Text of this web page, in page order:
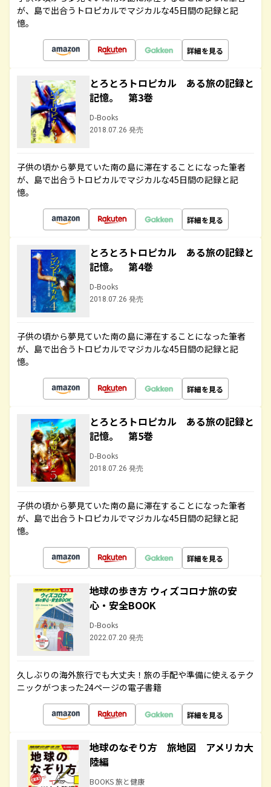
が、島で出合うトロピカルでマジカルな45日間の記録と記
憶。
詳細を見る
とろとろトロピカル ある旅の記録と
記憶。 第3巻
D-Books
2018.07.26 発売
子供の頃から夢見ていた南の島に滞在することになった筆者
が、島で出合うトロピカルでマジカルな45日間の記録と記
憶。
詳細を見る
とろとろトロピカル ある旅の記録と
記憶。 第4巻
D-Books
2018.07.26 発売
子供の頃から夢見ていた南の島に滞在することになった筆者
が、島で出合うトロピカルでマジカルな45日間の記録と記
憶。
詳細を見る
とろとろトロピカル ある旅の記録と
記憶。 第5巻
D-Books
2018.07.26 発売
子供の頃から夢見ていた南の島に滞在することになった筆者
が、島で出合うトロピカルでマジカルな45日間の記録と記
憶。
詳細を見る
地球の歩き方 ウィズコロナ旅の安
心・安全BOOK
D-Books
2022.07.20 発売
久しぶりの海外旅行でも大丈夫！旅の手配や準備に使えるテク
ニックがつまった24ページの電子書籍
詳細を見る
地球のなぞり方 旅地図 アメリカ大
陸編
BOOKS 旅と健康